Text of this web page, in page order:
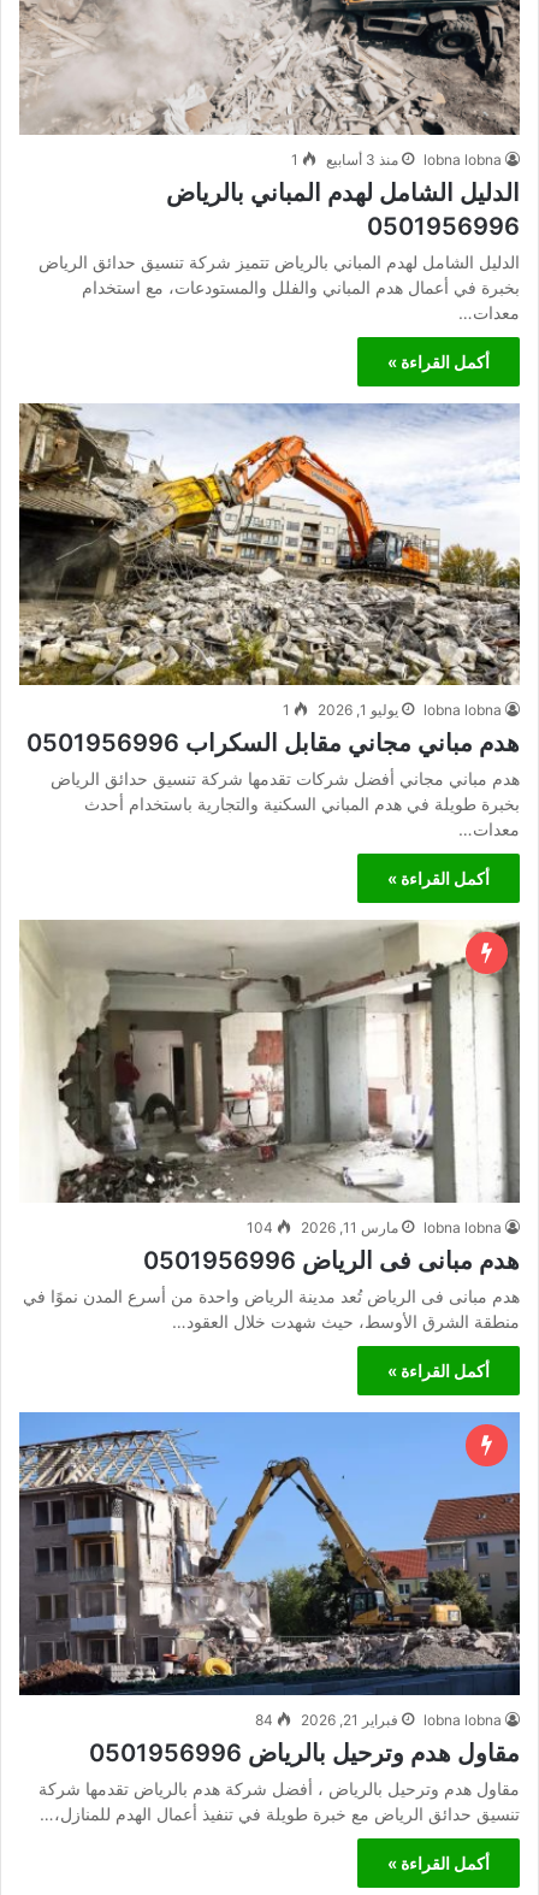
lobna lobna منذ 3 أسابيع 1
الدليل الشامل لهدم المباني بالرياض
0501956996
الدليل الشامل لهدم المباني بالرياض تتميز شركة تنسيق حدائق الرياض
بخبرة في أعمال هدم المباني والفلل والمستودعات، مع استخدام
معدات…
أكمل القراءة »
lobna lobna يوليو 1, 2026 1
هدم مباني مجاني مقابل السكراب 0501956996
هدم مباني مجاني أفضل شركات تقدمها شركة تنسيق حدائق الرياض
بخبرة طويلة في هدم المباني السكنية والتجارية باستخدام أحدث
معدات…
أكمل القراءة »
lobna lobna مارس 11, 2026 104
هدم مبانى فى الرياض 0501956996
هدم مبانى فى الرياض تُعد مدينة الرياض واحدة من أسرع المدن نموًا في
منطقة الشرق الأوسط، حيث شهدت خلال العقود…
أكمل القراءة »
lobna lobna فبراير 21, 2026 84
مقاول هدم وترحيل بالرياض 0501956996
مقاول هدم وترحيل بالرياض ، أفضل شركة هدم بالرياض تقدمها شركة
تنسيق حدائق الرياض مع خبرة طويلة في تنفيذ أعمال الهدم للمنازل،…
أكمل القراءة »